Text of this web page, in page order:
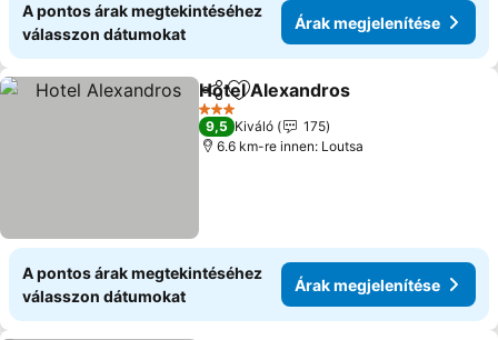
A pontos árak megtekintéséhez
válasszon dátumokat
Árak megjelenítése
Megosztás
Hozzáadás a kedvencekhez
Hotel Alexandros
3 Kategória
9,5 Kiváló
175
6.6 km-re innen: Loutsa
A pontos árak megtekintéséhez
válasszon dátumokat
Árak megjelenítése